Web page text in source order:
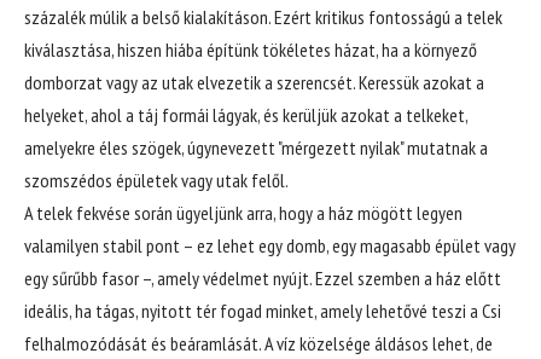
százalék múlik a belső kialakításon. Ezért kritikus fontosságú a telek
kiválasztása, hiszen hiába építünk tökéletes házat, ha a környező
domborzat vagy az utak elvezetik a szerencsét. Keressük azokat a
helyeket, ahol a táj formái lágyak, és kerüljük azokat a telkeket,
amelyekre éles szögek, úgynevezett "mérgezett nyilak" mutatnak a
szomszédos épületek vagy utak felől.
A telek fekvése során ügyeljünk arra, hogy a ház mögött legyen
valamilyen stabil pont – ez lehet egy domb, egy magasabb épület vagy
egy sűrűbb fasor –, amely védelmet nyújt. Ezzel szemben a ház előtt
ideális, ha tágas, nyitott tér fogad minket, amely lehetővé teszi a Csi
felhalmozódását és beáramlását. A víz közelsége áldásos lehet, de